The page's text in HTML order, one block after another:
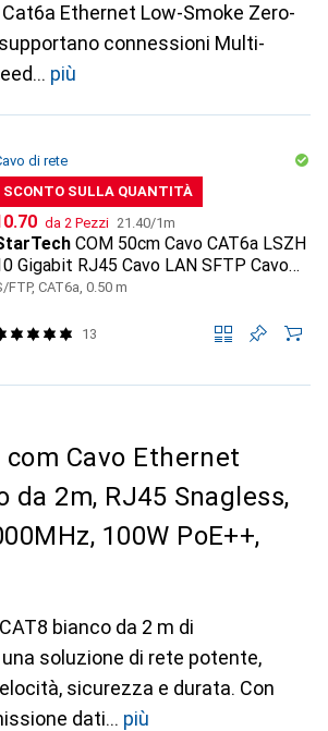
Ethernet Low-Smoke Zero-
connessioni Multi-
più
di rete
SCONTO SULLA QUANTITÀ
da 2 Pezzi CHF
21.40/1m
COM 50cm Cavo CAT6a LSZH
Gigabit RJ45 Cavo LAN SFTP Cavo
CAT6a Cavo installazione
FTP, CAT6a, 0.50 m
13
com Cavo Ethernet
da 2m, RJ45 Snagless,
100W PoE++,
bianco da 2 m di
soluzione di rete potente,
sicurezza e durata. Con
dati
più